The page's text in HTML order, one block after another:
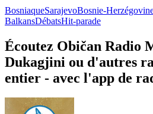
BosniaqueSarajevoBosnie-
BalkansDébatsHit-parade
Écoutez Običan Radio
Dukagjini ou d'autres
entier - avec l'app de